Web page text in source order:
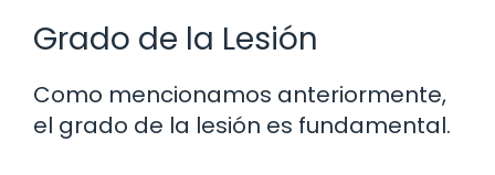
Grado de la Lesión
Como mencionamos anteriormente,
el grado de la lesión es fundamental.